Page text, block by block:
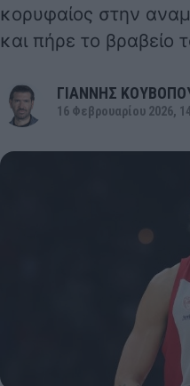
κορυφαίος στην
και πήρε το βραβείο
ΓΙΑΝΝΗΣ
16 Φεβρουαρίου 2026,